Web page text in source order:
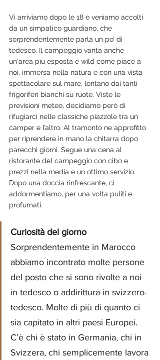
Vi arriviamo dopo le 18 e veniamo accolti
da un simpatico guardiano, che
sorprendentemente parla un po’ di
tedesco. Il campeggio vanta anche
un'area più esposta e wild come piace a
noi, immersa nella natura e con una vista
spettacolare sul mare, lontano dai tanti
frigoriferi bianchi su ruote. Viste le
previsioni meteo, decidiamo però di
rifugiarci nelle classiche piazzole tra un
camper e l’altro. Al tramonto ne approfitto
per riprendere in mano la chitarra dopo
parecchi giorni. Segue una cena al
ristorante del campeggio con cibo e
prezzi nella media e un ottimo servizio.
Dopo una doccia rinfrescante, ci
addormentiamo, per una volta puliti e
profumati.
Curiosità del giorno
Sorprendentemente in Marocco
abbiamo incontrato molte persone
del posto che si sono rivolte a noi
in tedesco o addirittura in svizzero-
tedesco. Molte di più di quanto ci
sia capitato in altri paesi Europei.
C’è chi è stato in Germania, chi in
Svizzera, chi semplicemente lavora